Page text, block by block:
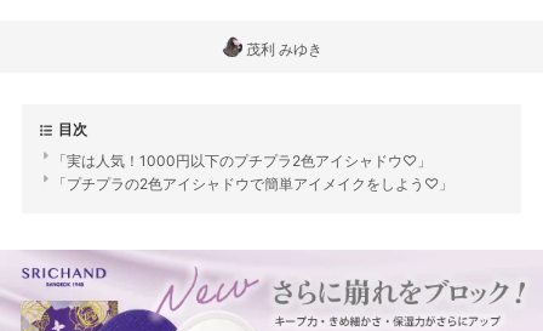
茂利 みゆき
目次
「実は人気！1000円以下のプチプラ2色アイシャドウ♡」
「プチプラの2色アイシャドウで簡単アイメイクをしよう♡」